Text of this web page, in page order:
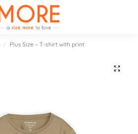
/ Plus Size – T-shirt with print